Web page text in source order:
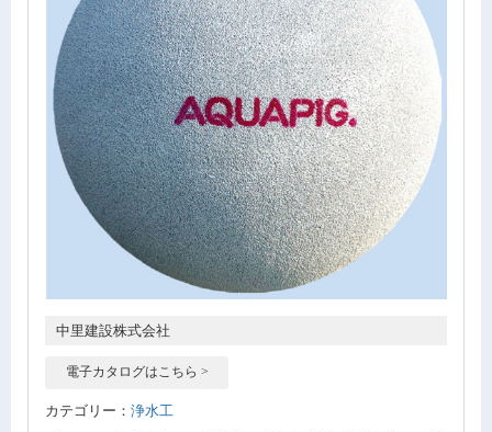
中里建設株式会社
電子カタログはこちら >
カテゴリー： 浄水工